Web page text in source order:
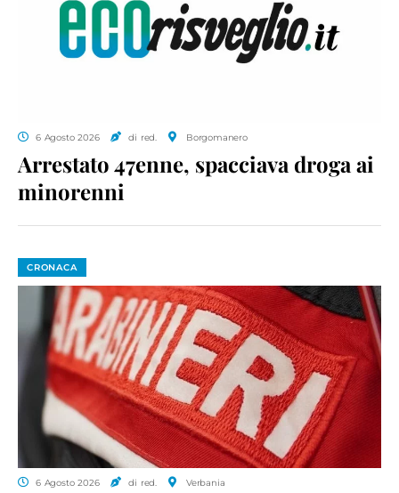
6 Agosto 2026 di red. Borgomanero
Arrestato 47enne, spacciava droga ai
minorenni
CRONACA
6 Agosto 2026 di red. Verbania